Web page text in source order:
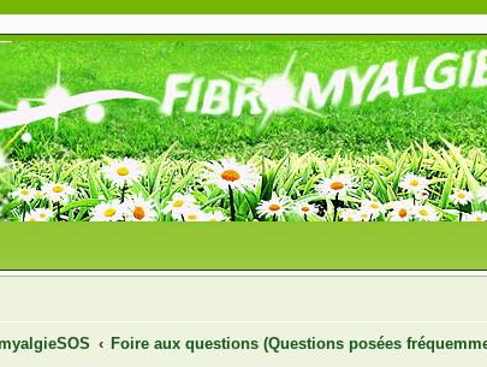
Foire aux questions (Questions posées